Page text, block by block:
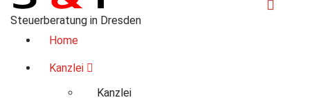
Steuerberatung in Dresden
Home
Kanzlei
Kanzlei